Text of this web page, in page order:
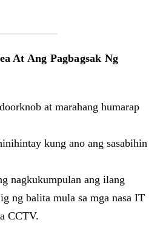
At Ang Pagbagsak Ng
at marahang humarap
kung ano ang sasabihin
nagkukumpulan ang ilang
ng balita mula sa mga nasa IT
CCTV.